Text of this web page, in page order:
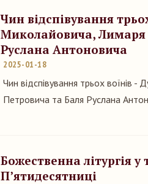
Чин відспівування
Миколайовича, Лимаря
Руслана Антоновича
2025-01-18
Чин відспівування трьох воїнів
Петровича та Баля Руслана
Божественна літургія
П’ятидесятниці